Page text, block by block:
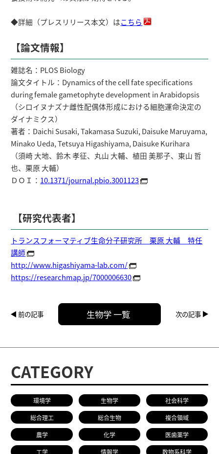
◆詳細（プレスリリース本文）はこちら
【論文情報】
雑誌名：PLOS Biology
論文タイトル：Dynamics of the cell fate specifications
during female gametophyte development in Arabidopsis
（シロイヌナズナ雌性配偶体形成における細胞運命決定の
ダイナミクス）
著者：Daichi Susaki, Takamasa Suzuki, Daisuke Maruyama,
Minako Ueda, Tetsuya Higashiyama, Daisuke Kurihara
（須崎 大地、鈴木 孝征、丸山 大輔、植田 美那子、東山 哲
也、栗原 大輔）
ＤＯＩ： 10.1371/journal.pbio.3001123
【研究代表者】
トランスフォーマティブ生命分子研究所 栗原 大輔 特任
講師
http://www.higashiyama-lab.com/
https://researchmap.jp/7000006630
前の記事 生物学 一覧 次の記事
CATEGORY
環境学 生物学 社会科学
総合理工 総合生物 複合領域
農学 化学 医歯薬学
工学 情報学 数物系科学